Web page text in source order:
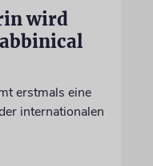
wird
erstmals eine
internationalen